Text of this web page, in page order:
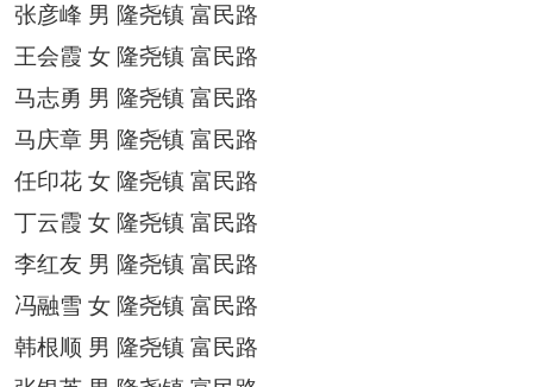
张彦峰 男 隆尧镇 富民路
王会霞 女 隆尧镇 富民路
马志勇 男 隆尧镇 富民路
马庆章 男 隆尧镇 富民路
任印花 女 隆尧镇 富民路
丁云霞 女 隆尧镇 富民路
李红友 男 隆尧镇 富民路
冯融雪 女 隆尧镇 富民路
韩根顺 男 隆尧镇 富民路